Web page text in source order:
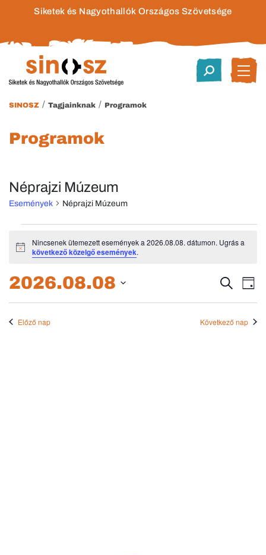
Siketek és Nagyothallók Országos Szövetsége
SINOSZ / Tagjainknak / Programok
Programok
Néprajzi Múzeum
Események Néprajzi Múzeum
Események
for
2026.08.08.
Notice
Nincsenek ütemezett események a 2026.08.08. dátumon. Ugrás a
következő közelgő események.
és
Keresett
kifejezés
Nap
2026.08.08
Előző nap
Következő nap